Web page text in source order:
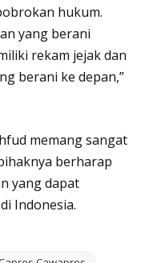
hukum.
yang berani
rekam jejak dan
berani ke depan,”
memang sangat
berharap
yang dapat
Indonesia.